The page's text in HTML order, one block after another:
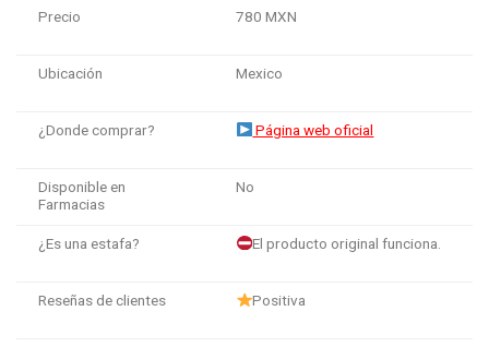
Precio 780 MXN
Ubicación Mexico
¿Donde comprar? Página web oficial
Disponible en
Farmacias
No
¿Es una estafa? El producto original funciona.
Reseñas de clientes Positiva